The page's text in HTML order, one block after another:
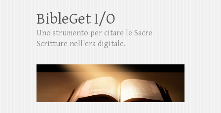
BibleGet I/O
Uno strumento per citare le Sacre
Scritture nell'era digitale.